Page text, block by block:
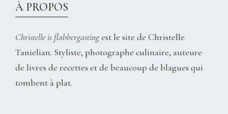
À PROPOS
Christelle is flabbergastingest le site de Christelle
Tanielian. Styliste, photographe culinaire, auteure
de livres de recettes et de beaucoup de blagues qui
tombent à plat.